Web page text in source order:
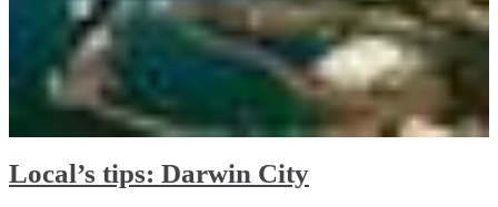
Local’s tips: Darwin City